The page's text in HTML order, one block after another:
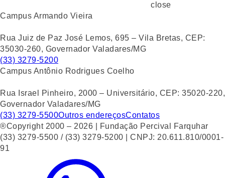
close
Campus Armando Vieira
Rua Juiz de Paz José Lemos, 695 – Vila Bretas, CEP:
35030-260, Governador Valadares/MG
(33) 3279-5200
Campus Antônio Rodrigues Coelho
Rua Israel Pinheiro, 2000 – Universitário, CEP: 35020-220,
Governador Valadares/MG
(33) 3279-5500Outros endereçosContatos
®Copyright 2000 – 2026 | Fundação Percival Farquhar
(33) 3279-5500 / (33) 3279-5200 | CNPJ: 20.611.810/0001-
91